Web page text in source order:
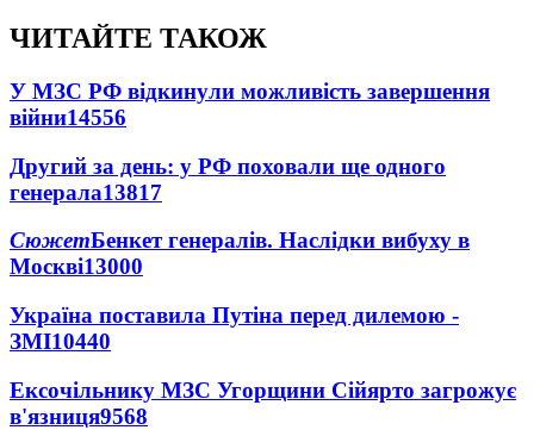
ЧИТАЙТЕ ТАКОЖ
У МЗС РФ відкинули можливість завершення
війни14556
Другий за день: у РФ поховали ще одного
генерала13817
СюжетБенкет генералів. Наслідки вибуху в
Москві13000
Україна поставила Путіна перед дилемою -
ЗМІ10440
Ексочільнику МЗС Угорщини Сійярто загрожує
в'язниця9568